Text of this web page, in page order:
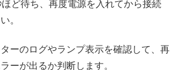
ど待ち、再度電源を入れてから接続
。
ーのログやランプ表示を確認して、再
ーが出るか判断します。